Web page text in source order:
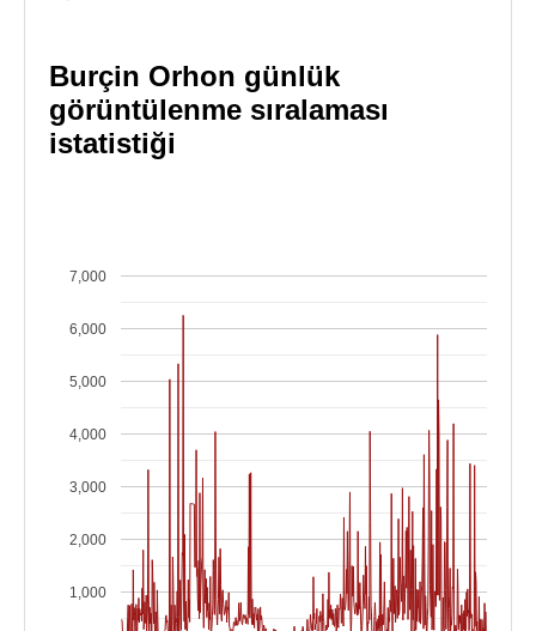
Burçin Orhon günlük
görüntülenme sıralaması
istatistiği
1,000
2,000
3,000
4,000
5,000
6,000
7,000